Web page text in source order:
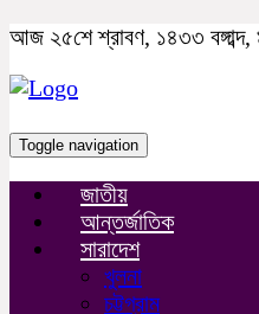
আজ ২৫শে শ্রাবণ, ১৪৩৩
Toggle navigation
জাতীয়
আন্তর্জাতিক
সারাদেশ
খুলনা
চট্টগ্রাম